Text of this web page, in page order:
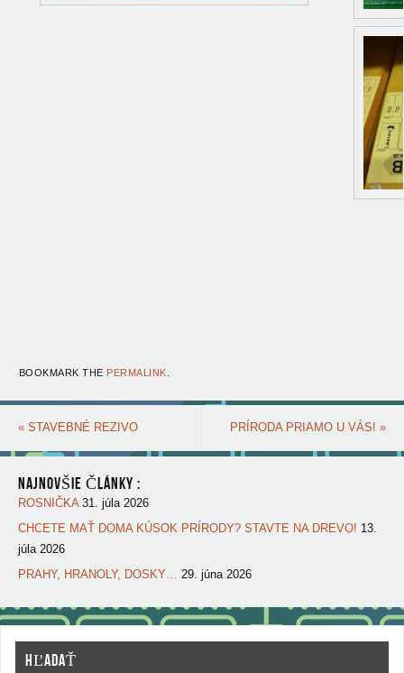
BOOKMARK THE PERMALINK
«STAVEBNÉ REZIVO PRÍRODA PRIAMO U VÁS!»
NAJNOVŠIE ČLÁNKY :
ROSNIČKA 31. júla 2026
CHCETE MAŤ DOMA KÚSOK PRÍRODY? STAVTE NA DREVO! 13.
júla 2026
PRAHY, HRANOLY, DOSKY…
29. júna 2026
HĽADAŤ